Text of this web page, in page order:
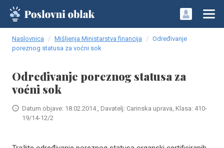
Naslovnica Mišljenja Ministarstva financija
Određivanje
poreznog statusa za voćni sok
Određivanje poreznog statusa za
voćni sok
Datum objave: 18.02.2014., Davatelj: Carinska uprava, Klasa: 410-
19/14-12/2